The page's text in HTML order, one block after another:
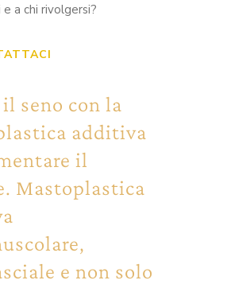
a chi rivolgersi?
seno con la
additiva
il
Mastoplastica
e non solo